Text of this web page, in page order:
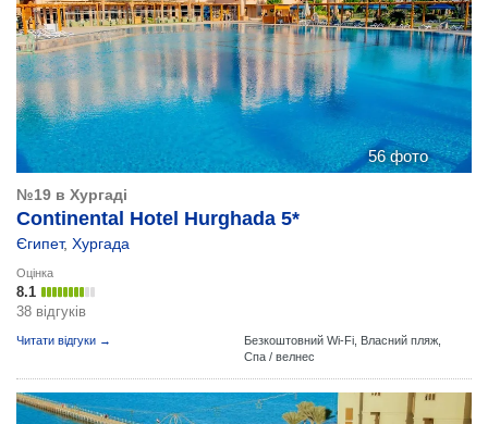
56 фото
№19 в Хургаді
Continental Hotel Hurghada 5*
Єгипет, Хургада
Оцінка
8.1
38 відгуків
Читати відгуки → Безкоштовний Wi-Fi, Власний пляж,
Спа / велнес